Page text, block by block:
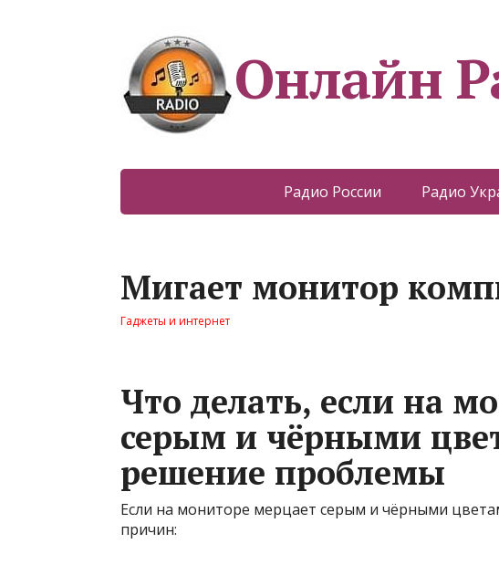
Онлайн
Радио России Радио
Мигает монитор
Гаджеты и интернет
Что делать, если на
серым и чёрными
решение проблемы
Если на мониторе мерцает серым и чёрными
причин: